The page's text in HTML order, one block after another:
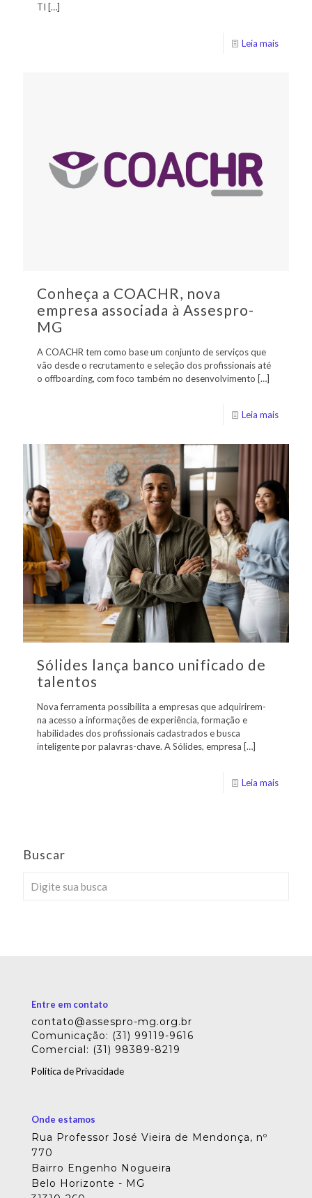
TI […]
Leia mais
Conheça a COACHR, nova
empresa associada à Assespro-
MG
A COACHR tem como base um conjunto de serviços que
vão desde o recrutamento e seleção dos profissionais até
o offboarding, com foco também no desenvolvimento […]
Leia mais
Sólides lança banco unificado de
talentos
Nova ferramenta possibilita a empresas que adquirirem-
na acesso a informações de experiência, formação e
habilidades dos profissionais cadastrados e busca
inteligente por palavras-chave. A Sólides, empresa […]
Leia mais
Buscar
Entre em contato
contato@assespro-mg.org.br
Comunicação: (31) 99119-9616
Comercial: (31) 98389-8219
Política de Privacidade
Onde estamos
Rua Professor José Vieira de Mendonça, nº
770
Bairro Engenho Nogueira
Belo Horizonte - MG